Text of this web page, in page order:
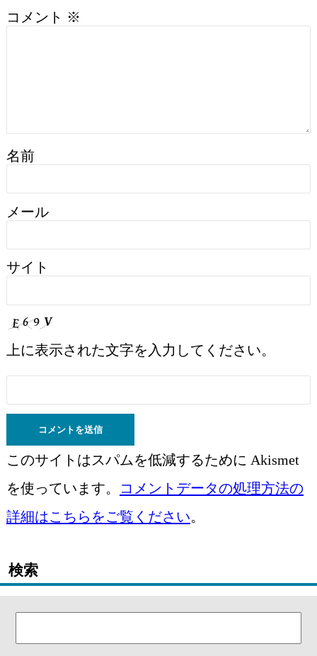
コメント ※
名前
メール
サイト
上に表示された文字を入力してください。
このサイトはスパムを低減するために Akismet
を使っています。
コメントデータの処理方法の
詳細はこちらをご覧ください。
検索